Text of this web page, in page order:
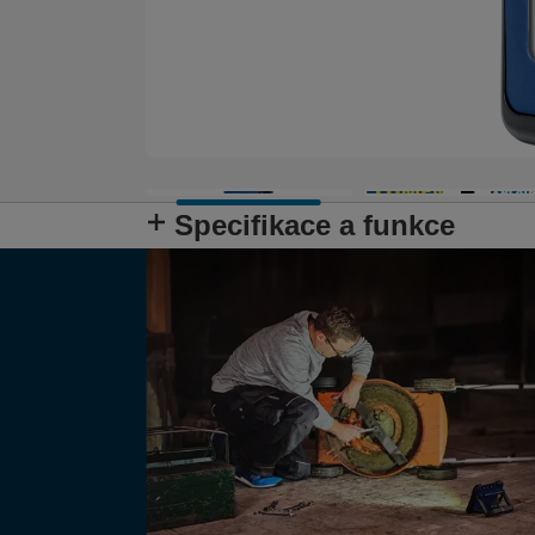
Specifikace a funkce